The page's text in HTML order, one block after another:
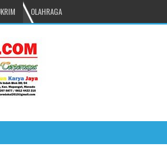
OLAHRAGA
PIMPIN DPRD TOMOH